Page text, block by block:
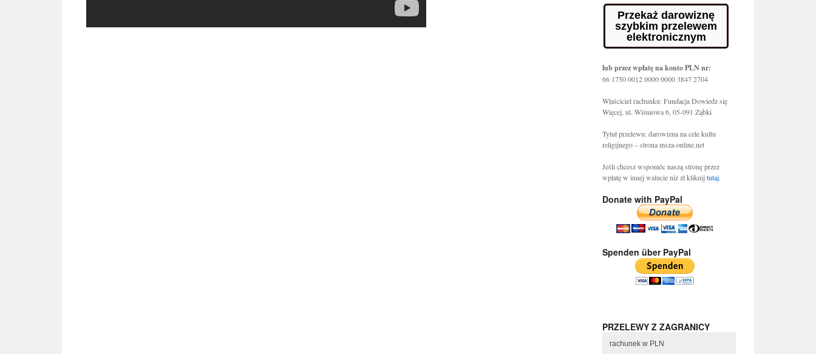
Przekaż darowiznę
szybkim przelewem
elektronicznym
lub przez wpłatę na konto PLN nr:
66 1750 0012 0000 0000 3847 2704
Właściciel rachunku: Fundacja Dowiedz się
Więcej, ul. Wiśniowa 6, 05-091 Ząbki
Tytuł przelewu: darowizna na cele kultu
religijnego – strona msza-online.net
Jeśli chcesz wspomóc naszą stronę przez
wpłatę w innej walucie niż zł kliknijtutaj.
Donate with PayPal
Spenden über PayPal
PRZELEWY Z ZAGRANICY
rachunek w PLN